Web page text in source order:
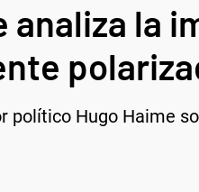
analiza la
político Hugo Haime